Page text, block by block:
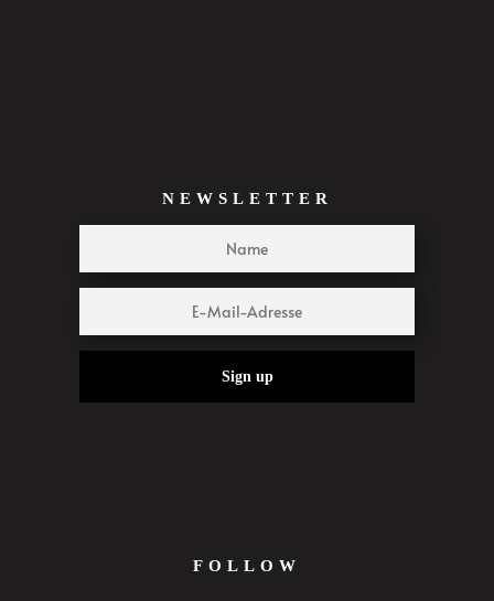
NEWSLETTER
Sign up
FOLLOW